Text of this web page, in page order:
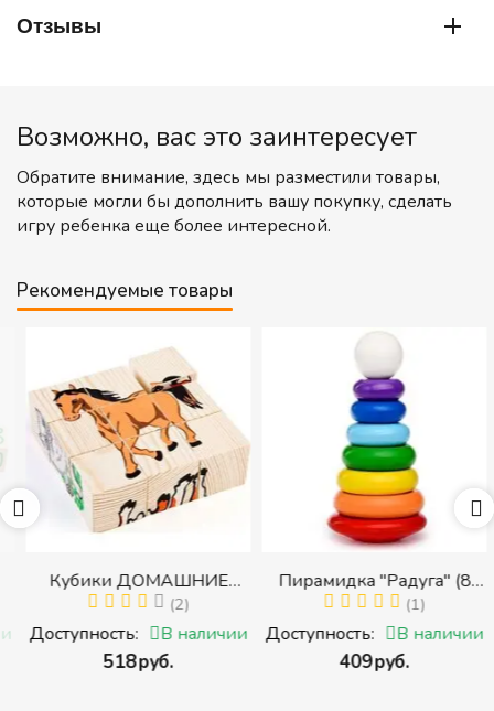
Отзывы
Возможно, вас это заинтересует
Обратите внимание, здесь мы разместили товары,
которые могли бы дополнить вашу покупку, сделать
игру ребенка еще более интересной.
Рекомендуемые товары
Кубики ДОМАШНИЕ
ЖИВОТНЫЕ (Томик)
(Набор кубиков
разрезных (складных))
(2)
Доступность: В наличии
‍518‍руб.
Пирамидка "Радуга" (8
деталей) (Пирамидка
среднего размера)
(1)
Доступность: В наличии
‍409‍руб.